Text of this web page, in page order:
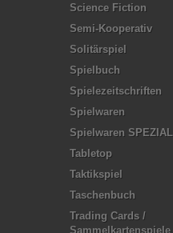
Science Fiction
Semi-Kooperativ
Solitärspiel
Spielbuch
Spielezeitschriften
Spielwaren
Spielwaren SPEZIAL
Tabletop
Taktikspiel
Taschenbuch
Trading Cards /
Sammelkartenspiele